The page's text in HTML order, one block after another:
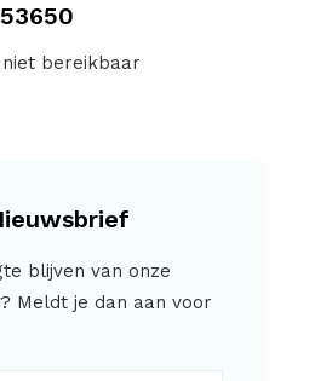
bereikbaar
blijven van onze
Meldt je dan aan voor